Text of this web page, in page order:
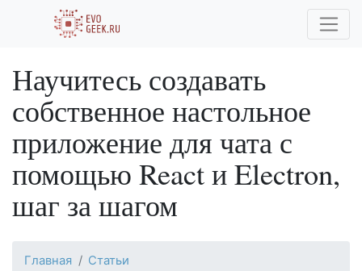
Научитесь создавать
собственное настольное
приложение для чата с
помощью React и Electron,
шаг за шагом
Главная
Статьи